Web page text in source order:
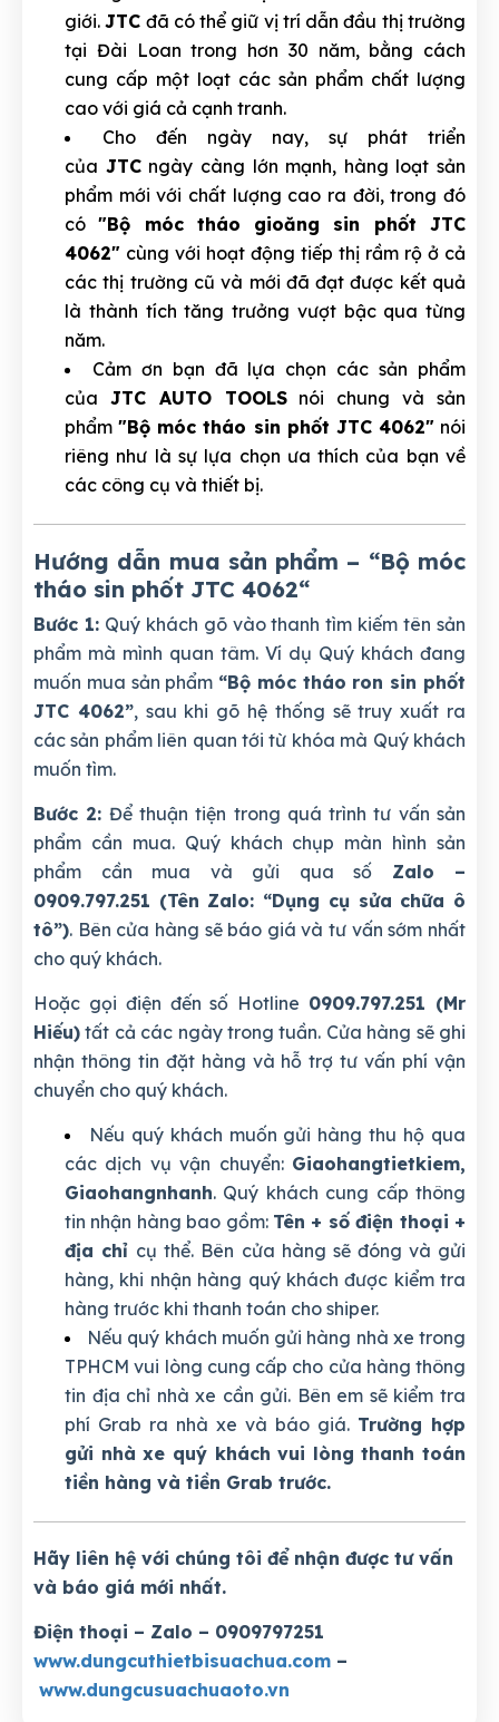
giới.JTC đã có thể giữ vị trí dẫn đầu thị trường
tại Đài Loan trong hơn 30 năm, bằng cách
cung cấp một loạt các sản phẩm chất lượng
cao với giá cả cạnh tranh.
Cho đến ngày nay, sự phát triển
của JTCngày càng lớn mạnh, hàng loạt sản
phẩm mới với chất lượng cao ra đời, trong đó
có"Bộ móc tháo gioăng sin phốt JTC
4062" cùng với hoạt động tiếp thị rầm rộ ở cả
các thị trường cũ và mới đã đạt được kết quả
là thành tích tăng trưởng vượt bậc qua từng
năm.
Cảm ơn bạn đã lựa chọn các sản phẩm
của JTC AUTO TOOLSnói chung và sản
phẩm"Bộ móc tháo sin phốt JTC 4062"nói
riêng như là sự lựa chọn ưa thích của bạn về
các công cụ và thiết bị.
Hướng dẫn mua sản phẩm – “Bộ móc
tháo sin phốt JTC 4062“
Bước 1:Quý khách gõ vào thanh tìm kiếm tên sản
phẩm mà mình quan tâm. Ví dụ Quý khách đang
muốn mua sản phẩm “Bộ móc tháo ron sin phốt
JTC 4062”, sau khi gõ hệ thống sẽ truy xuất ra
các sản phẩm liên quan tới từ khóa mà Quý khách
muốn tìm.
Bước 2: Để thuận tiện trong quá trình tư vấn sản
phẩm cần mua. Quý khách chụp màn hình sản
phẩm cần mua và gửi qua số Zalo –
0909.797.251 (Tên Zalo: “Dụng cụ sửa chữa ô
tô”). Bên cửa hàng sẽ báo giá và tư vấn sớm nhất
cho quý khách.
Hoặc gọi điện đến số Hotline 0909.797.251 (Mr
Hiếu) tất cả các ngày trong tuần. Cửa hàng sẽ ghi
nhận thông tin đặt hàng và hỗ trợ tư vấn phí vận
chuyển cho quý khách.
Nếu quý khách muốn gửi hàng thu hộ qua
các dịch vụ vận chuyển: Giaohangtietkiem,
Giaohangnhanh. Quý khách cung cấp thông
tin nhận hàng bao gồm: Tên + số điện thoại +
địa chỉ cụ thể. Bên cửa hàng sẽ đóng và gửi
hàng, khi nhận hàng quý khách được kiểm tra
hàng trước khi thanh toán cho shiper.
Nếu quý khách muốn gửi hàng nhà xe trong
TPHCM vui lòng cung cấp cho cửa hàng thông
tin địa chỉ nhà xe cần gửi. Bên em sẽ kiểm tra
phí Grab ra nhà xe và báo giá. Trường hợp
gửi nhà xe quý khách vui lòng thanh toán
tiền hàng và tiền Grab trước.
Hãy liên hệ với chúng tôi để nhận được tư vấn
và báo giá mới nhất.
Điện thoại – Zalo – 0909797251
www.dungcuthietbisuachua.com –
www.dungcusuachuaoto.vn